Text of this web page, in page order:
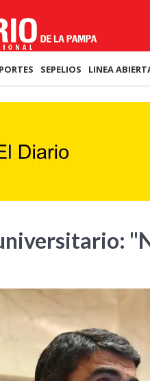
SEPELIOS LINEA